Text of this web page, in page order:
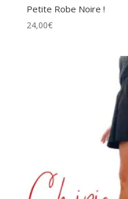
Petite Robe Noire !
24,00€